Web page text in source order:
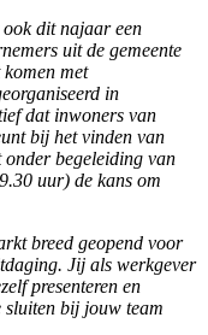
ook dit najaar een
uit de gemeente
met
in
dat inwoners van
bij het vinden van
onder begeleiding van
uur) de kans om
breed geopend voor
Jij als werkgever
presenteren en
sluiten bij jouw team